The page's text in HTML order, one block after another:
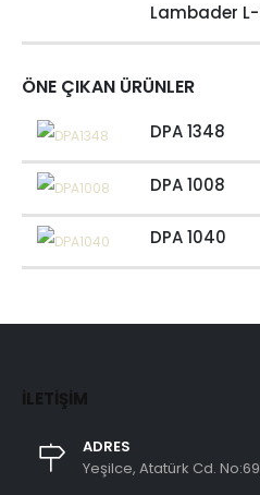
Lambader
ÖNE ÇIKAN ÜRÜNLER
DPA 1348
DPA 1008
DPA 1040
İLETIŞIM
ADRES
Yeşilce, Atatürk Cd.